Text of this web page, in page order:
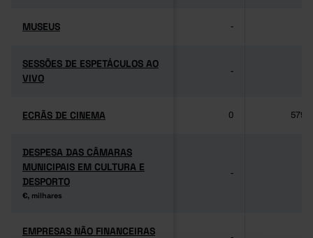
MUSEUS
MUSEUS -
SESSÕES DE ESPETÁCULOS AO
VIVO
SESSÕES DE ESPETÁCULOS AO
VIVO
-
ECRÃS DE CINEMA
ECRÃS DE CINEMA 0 579
DESPESA DAS CÂMARAS
MUNICIPAIS EM CULTURA E
DESPORTO
€, milhares
DESPESA DAS CÂMARAS
MUNICIPAIS EM CULTURA E
DESPORTO
€, milhares
-
EMPRESAS NÃO FINANCEIRAS
EMPRESAS NÃO FINANCEIRAS